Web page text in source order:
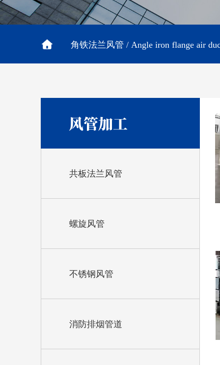
角铁法兰风管 / Angle iron flange air
风管加工
共板法兰风管
螺旋风管
不锈钢风管
消防排烟管道